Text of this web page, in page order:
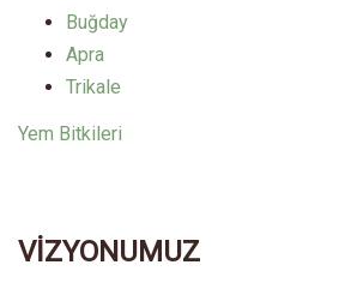
Buğday
Apra
Trikale
Yem Bitkileri
VİZYONUMUZ